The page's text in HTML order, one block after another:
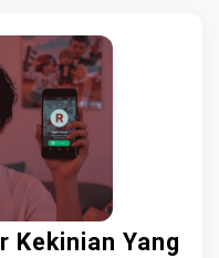
Kekinian Yang